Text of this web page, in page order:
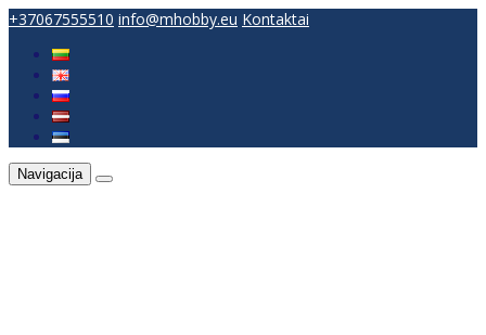
+37067555510 info@mhobby.eu Kontaktai
Navigacija